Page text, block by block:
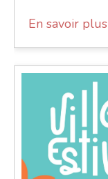
En savoir plus